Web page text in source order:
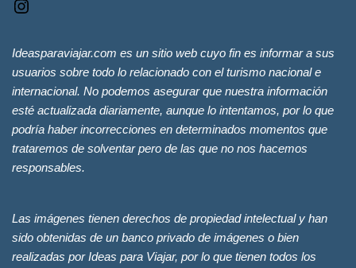
Ideasparaviajar.com es un sitio web cuyo fin es informar a sus
usuarios sobre todo lo relacionado con el turismo nacional e
internacional. No podemos asegurar que nuestra información
esté actualizada diariamente, aunque lo intentamos, por lo que
podría haber incorrecciones en determinados momentos que
trataremos de solventar pero de las que no nos hacemos
responsables.
Las imágenes tienen derechos de propiedad intelectual y han
sido obtenidas de un banco privado de imágenes o bien
realizadas por Ideas para Viajar, por lo que tienen todos los